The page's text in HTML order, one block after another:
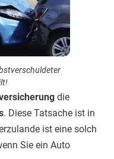
die
. Diese Tatsache ist in
ist eine solch
Sie ein Auto